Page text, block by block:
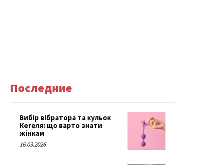
Последние
Вибір вібратора та кульок
Кегеля: що варто знати
жінкам
16.03.2026